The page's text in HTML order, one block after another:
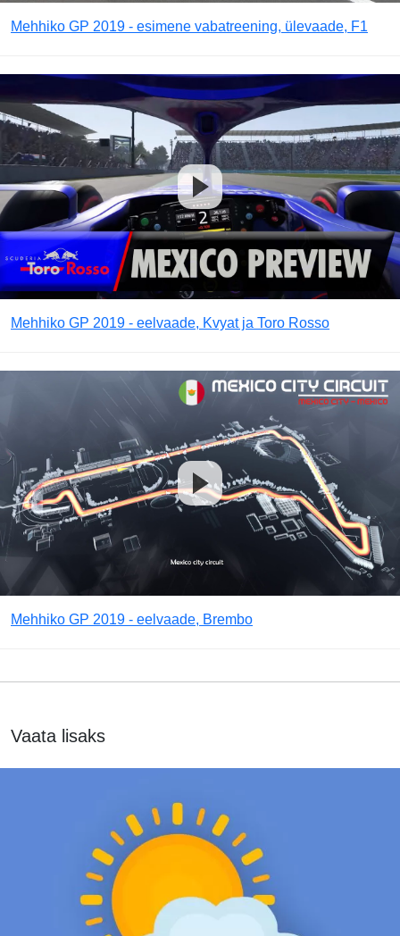
Mehhiko GP 2019 - esimene vabatreening, ülevaade, F1
Mehhiko GP 2019 - eelvaade, Kvyat ja Toro Rosso
Mehhiko GP 2019 - eelvaade, Brembo
Vaata lisaks